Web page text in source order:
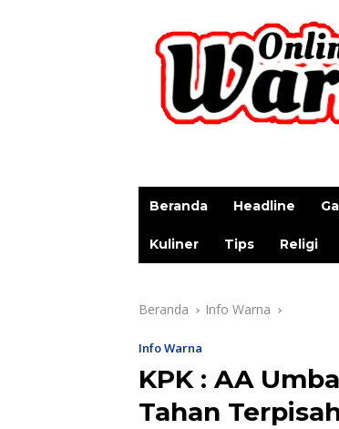
Beranda Headline
Kuliner Tips Religi
Beranda Info Warna
Info Warna
KPK : AA
Tahan